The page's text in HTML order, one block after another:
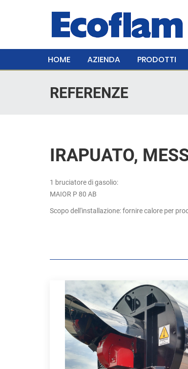
HOME AZIENDA PRODOTTI
REFERENZE
IRAPUATO,
1 bruciatore di gasolio:
MAIOR P 80 AB
Scopo dell'installazione: fornire calore per